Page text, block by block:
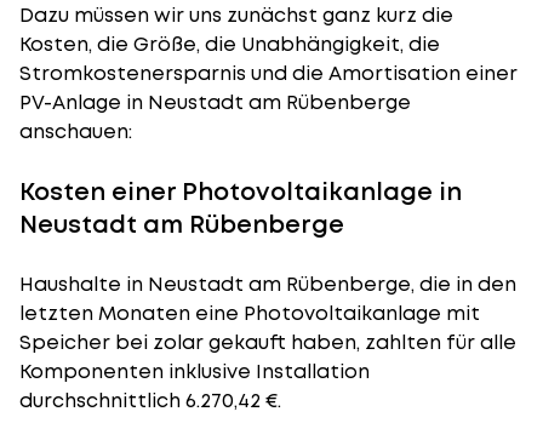
Dazu müssen wir uns zunächst ganz kurz die
Kosten, die Größe, die Unabhängigkeit, die
Stromkostenersparnis und die Amortisation einer
PV-Anlage in Neustadt am Rübenberge
anschauen:
Kosten einer Photovoltaikanlage in
Neustadt am Rübenberge
Haushalte in Neustadt am Rübenberge, die in den
letzten Monaten eine Photovoltaikanlage mit
Speicher bei zolar gekauft haben, zahlten für alle
Komponenten inklusive Installation
durchschnittlich 6.270,42 €.